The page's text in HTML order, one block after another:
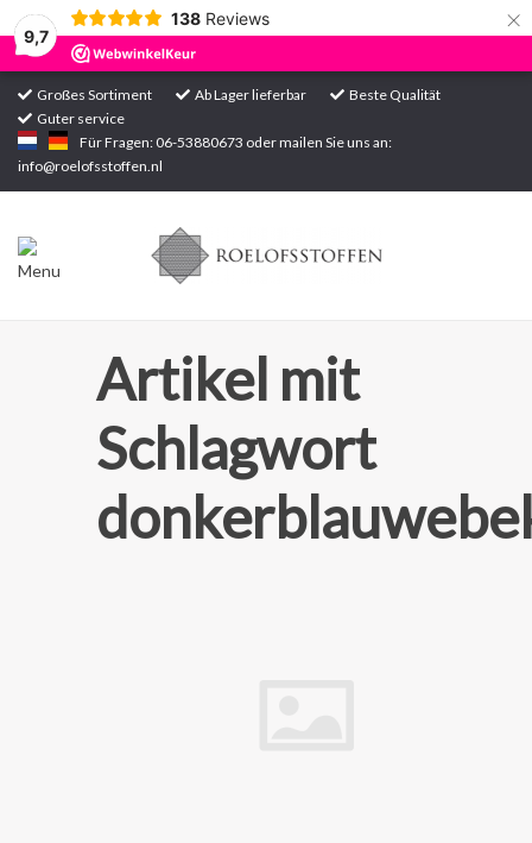
9,7
138 Reviews ×
Großes Sortiment Ab Lager lieferbar
Beste Qualität
Guter service
Für Fragen: 06-53880673 oder mailen Sie uns an:
info@roelofsstoffen.nl
Startseite
Sortiment
Artikel mit
Schlagwort